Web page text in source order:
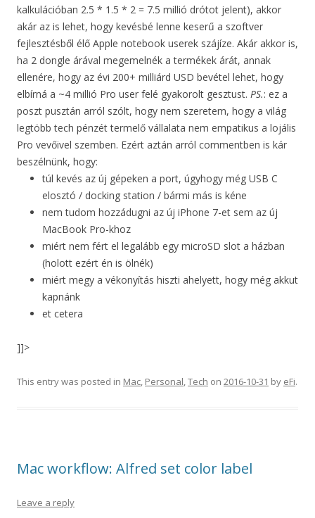
kalkulációban 2.5 * 1.5 * 2 = 7.5 millió drótot jelent), akkor
akár az is lehet, hogy kevésbé lenne keserű a szoftver
fejlesztésből élő Apple notebook userek szájíze. Akár akkor is,
ha 2 dongle árával megemelnék a termékek árát, annak
ellenére, hogy az évi 200+ milliárd USD bevétel lehet, hogy
elbírná a ~4 millió Pro user felé gyakorolt gesztust. PS.: ez a
poszt pusztán arról szólt, hogy nem szeretem, hogy a világ
legtöbb tech pénzét termelő vállalata nem empatikus a lojális
Pro vevőivel szemben. Ezért aztán arról commentben is kár
beszélnünk, hogy:
túl kevés az új gépeken a port, úgyhogy még USB C
elosztó / docking station / bármi más is kéne
nem tudom hozzádugni az új iPhone 7-et sem az új
MacBook Pro-khoz
miért nem fért el legalább egy microSD slot a házban
(holott ezért én is ölnék)
miért megy a vékonyítás hiszti ahelyett, hogy még akkut
kapnánk
et cetera
]]>
This entry was posted in Mac, Personal,Tech on 2016-10-31 by eFi.
Mac workflow: Alfred set color label
Leave a reply